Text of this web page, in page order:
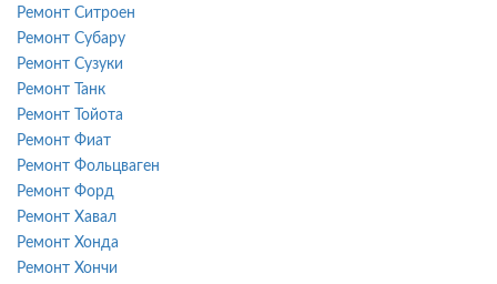
Ремонт Ситроен
Ремонт Субару
Ремонт Сузуки
Ремонт Танк
Ремонт Тойота
Ремонт Фиат
Ремонт Фольцваген
Ремонт Форд
Ремонт Хавал
Ремонт Хонда
Ремонт Хончи